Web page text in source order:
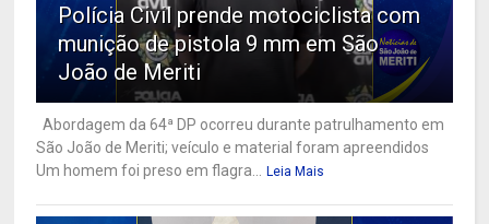
Polícia Civil prende motociclista com
munição de pistola 9 mm em São
João de Meriti
Abordagem da 64ª DP ocorreu durante patrulhamento em
São João de Meriti; veículo e material foram apreendidos
Um homem foi preso em flagra...
Leia Mais